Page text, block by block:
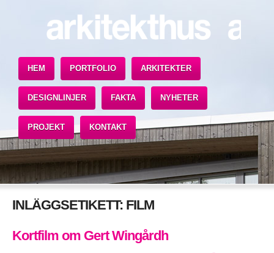
HEM PORTFOLIO ARKITEKTER
DESIGNLINJER FAKTA NYHETER
PROJEKT KONTAKT
INLÄGGSETIKETT: FILM
Kortfilm om Gert Wingårdh